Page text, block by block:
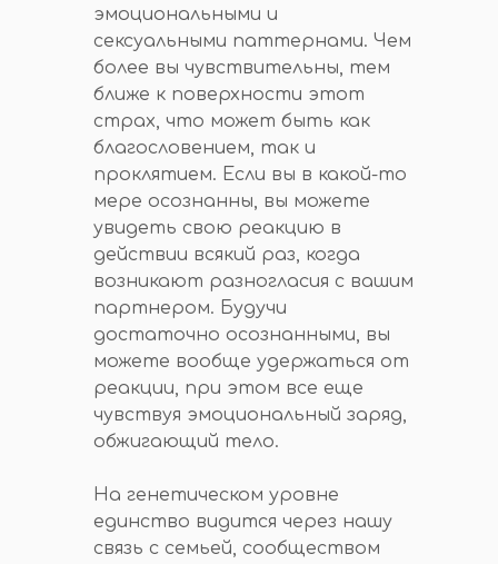
эмоциональными и
сексуальными паттернами. Чем
более вы чувствительны, тем
ближе к поверхности этот
страх, что может быть как
благословением, так и
проклятием. Если вы в какой-то
мере осознанны, вы можете
увидеть свою реакцию в
действии всякий раз, когда
возникают разногласия с вашим
партнером. Будучи
достаточно осознанными, вы
можете вообще удержаться от
реакции, при этом все еще
чувствуя эмоциональный заряд,
обжигающий тело.
На генетическом уровне
единство видится через нашу
связь с семьей, сообществом